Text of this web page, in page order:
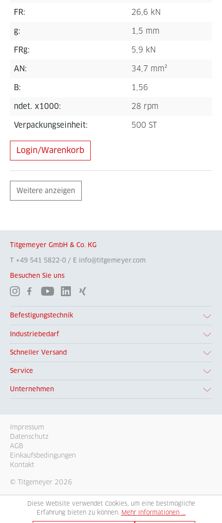
FR: 26,6 kN
g: 1,5 mm
FRg: 5,9 kN
AN: 34,7 mm²
B: 1,56
ndet. x1000: 28 rpm
Verpackungseinheit: 500 ST
Login/Warenkorb
Weitere anzeigen
Titgemeyer GmbH & Co. KG
T +49 541 5822-0 / E info@titgemeyer.com
Besuchen Sie uns
Befestigungstechnik
Industriebedarf
Schneller Versand
Service
Unternehmen
Impressum
Datenschutz
AGB
Einkaufsbedingungen
Kontakt
© Titgemeyer 2026
Diese Website verwendet Cookies, um eine bestmögliche
Erfahrung bieten zu können. Mehr Informationen ...